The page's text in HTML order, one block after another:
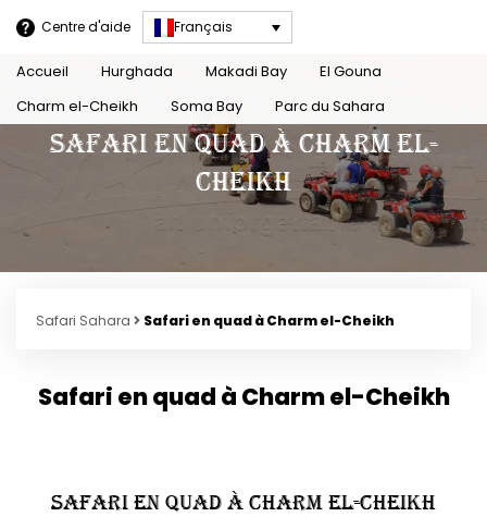
Centre d'aide Français
Accueil Hurghada Makadi Bay
El Gouna
Charm el-Cheikh
Soma Bay Parc du Sahara
Safari en quad à Charm el-
Cheikh
Safari Sahara Safari en quad à Charm el-Cheikh
Safari en quad à Charm el-Cheikh
Safari en quad à Charm el-Cheikh